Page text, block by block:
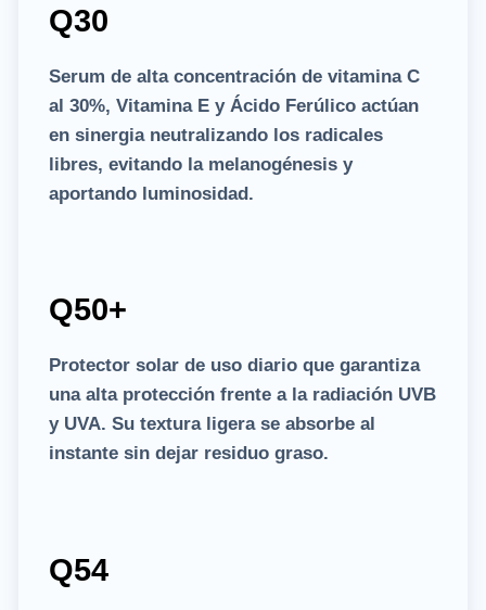
Q30
Serum de alta concentración de vitamina C
al 30%, Vitamina E y Ácido Ferúlico actúan
en sinergia neutralizando los radicales
libres, evitando la melanogénesis y
aportando luminosidad.
Q50+
Protector solar de uso diario que garantiza
una alta protección frente a la radiación UVB
y UVA. Su textura ligera se absorbe al
instante sin dejar residuo graso.
Q54